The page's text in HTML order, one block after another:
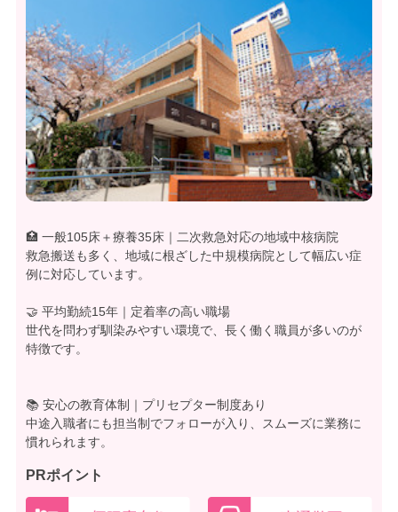
🏥 一般105床＋療養35床｜二次救急対応の地域中核病院
救急搬送も多く、地域に根ざした中規模病院として幅広い症
例に対応しています。
🤝 平均勤続15年｜定着率の高い職場
世代を問わず馴染みやすい環境で、長く働く職員が多いのが
特徴です。
📚 安心の教育体制｜プリセプター制度あり
中途入職者にも担当制でフォローが入り、スムーズに業務に
慣れられます。
PRポイント